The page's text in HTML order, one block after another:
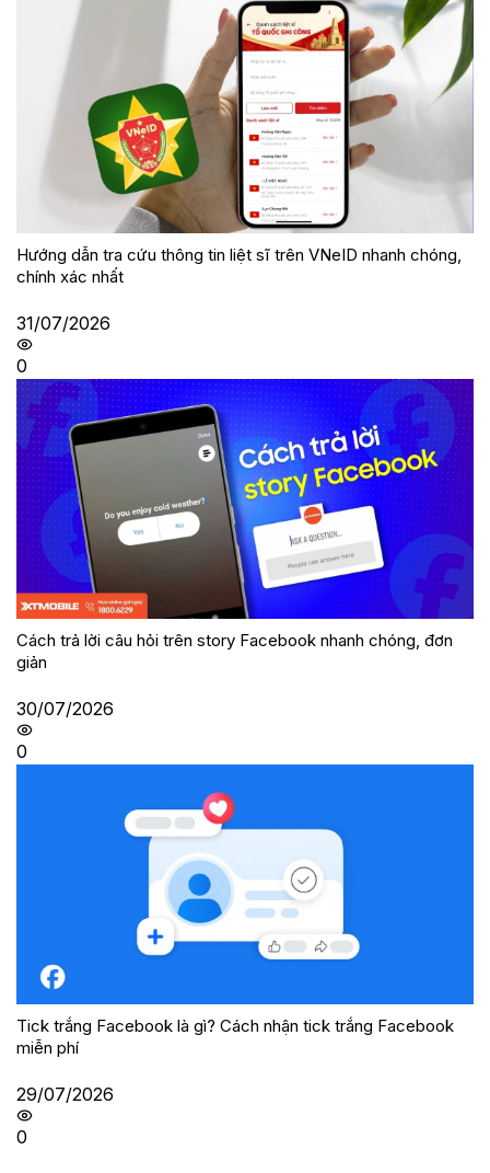
Hướng dẫn tra cứu thông tin liệt sĩ trên VNeID nhanh chóng,
chính xác nhất
31/07/2026
0
Cách trả lời câu hỏi trên story Facebook nhanh chóng, đơn
giản
30/07/2026
0
Tick trắng Facebook là gì? Cách nhận tick trắng Facebook
miễn phí
29/07/2026
0